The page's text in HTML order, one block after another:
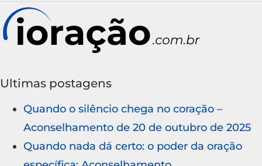
Ultimas postagens
Quando o silêncio chega no coração –
Aconselhamento de 20 de outubro de 2025
Quando nada dá certo: o poder da oração